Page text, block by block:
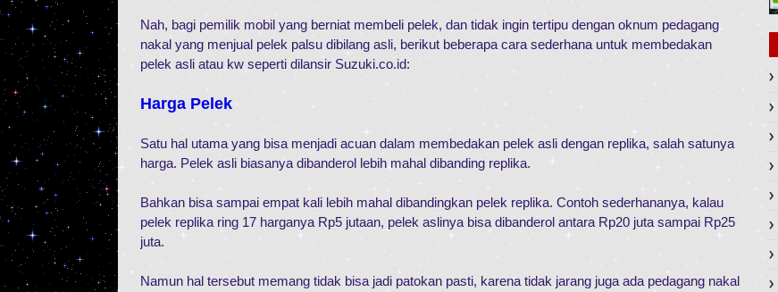
Nah, bagi pemilik mobil yang berniat membeli pelek, dan tidak ingin tertipu dengan oknum pedagang
nakal yang menjual pelek palsu dibilang asli, berikut beberapa cara sederhana untuk membedakan
pelek asli atau kw seperti dilansir Suzuki.co.id:
Harga Pelek
Satu hal utama yang bisa menjadi acuan dalam membedakan pelek asli dengan replika, salah satunya
harga. Pelek asli biasanya dibanderol lebih mahal dibanding replika.
Bahkan bisa sampai empat kali lebih mahal dibandingkan pelek replika. Contoh sederhananya, kalau
pelek replika ring 17 harganya Rp5 jutaan, pelek aslinya bisa dibanderol antara Rp20 juta sampai Rp25
juta.
Namun hal tersebut memang tidak bisa jadi patokan pasti, karena tidak jarang juga ada pedagang nakal